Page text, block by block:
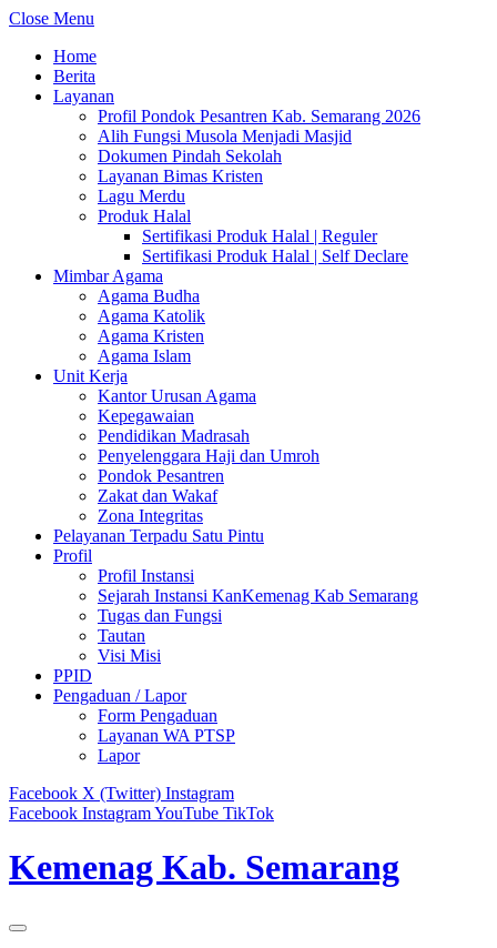
Close Menu
Home
Berita
Layanan
Profil Pondok Pesantren Kab. Semarang 2026
Alih Fungsi Musola Menjadi Masjid
Dokumen Pindah Sekolah
Layanan Bimas Kristen
Lagu Merdu
Produk Halal
Sertifikasi Produk Halal | Reguler
Sertifikasi Produk Halal | Self Declare
Mimbar Agama
Agama Budha
Agama Katolik
Agama Kristen
Agama Islam
Unit Kerja
Kantor Urusan Agama
Kepegawaian
Pendidikan Madrasah
Penyelenggara Haji dan Umroh
Pondok Pesantren
Zakat dan Wakaf
Zona Integritas
Pelayanan Terpadu Satu Pintu
Profil
Profil Instansi
Sejarah Instansi KanKemenag Kab Semarang
Tugas dan Fungsi
Tautan
Visi Misi
PPID
Pengaduan / Lapor
Form Pengaduan
Layanan WA PTSP
Lapor
Facebook X (Twitter) Instagram
Facebook InstagramYouTube TikTok
Kemenag Kab. Semarang